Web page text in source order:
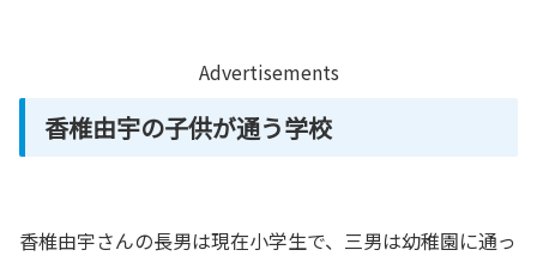
Advertisements
香椎由宇の子供が通う学校
香椎由宇さんの長男は現在小学生で、三男は幼稚園に通っ